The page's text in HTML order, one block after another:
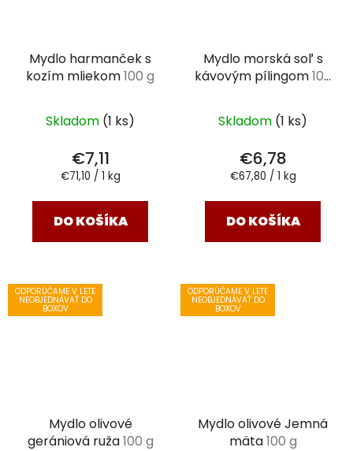
Mydlo harmanček s
kozím mliekom100 g
Skladom (1 ks)
€7,11
Jednotková
€71,10 / 1 kg
DO KOŠÍKA
Mydlo morská soľ s
kávovým pílingom100
Skladom (1 ks)
€6,78
Jednotková
€67,80 / 1 kg
DO KOŠÍKA
ODPORÚČAME V LETE
NEOBJEDNÁVAŤ DO
BOXOV
Mydlo olivové
gerániová ruža100 g
ODPORÚČAME V LETE
NEOBJEDNÁVAŤ DO
BOXOV
Mydlo olivové Jemná
mäta100 g